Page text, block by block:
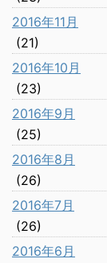
2016年11月
(21)
2016年10月
(23)
2016年9月
(25)
2016年8月
(26)
2016年7月
(26)
2016年6月